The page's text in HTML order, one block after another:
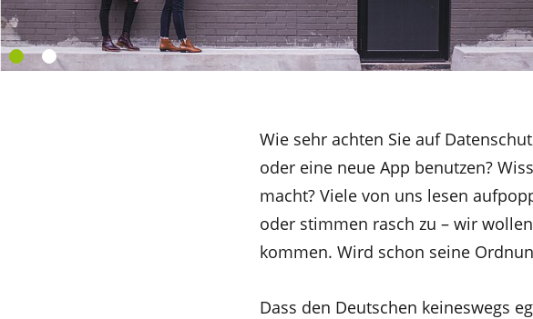
Wie sehr achten Sie auf
oder eine neue App benutzen?
macht? Viele von uns lesen
oder stimmen rasch zu – wir
kommen. Wird schon seine
Dass den Deutschen keineswegs